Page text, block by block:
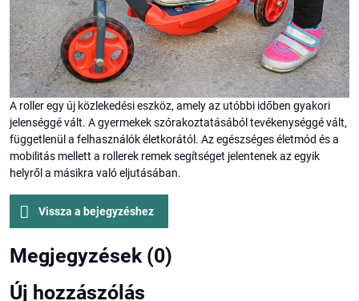
A roller egy új közlekedési eszköz, amely az utóbbi időben gyakori
jelenséggé vált. A gyermekek szórakoztatásából tevékenységgé vált,
függetlenül a felhasználók életkorától. Az egészséges életmód és a
mobilitás mellett a rollerek remek segítséget jelentenek az egyik
helyről a másikra való eljutásában.
Vissza a bejegyzéshez
Megjegyzések (0)
Új hozzászólás